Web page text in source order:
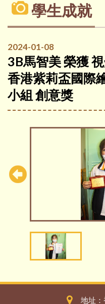
學生成就
2024-01-08
3B馬智美 榮獲
香港紫莉盃國際
小組 創意獎
地址